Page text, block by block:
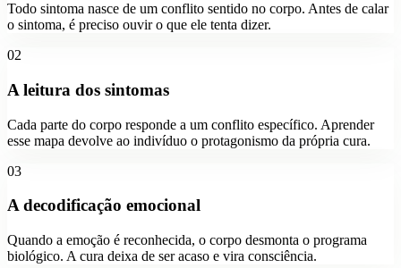
Todo sintoma nasce de um conflito sentido no corpo. Antes de calar
o sintoma, é preciso ouvir o que ele tenta dizer.
02
A leitura dos sintomas
Cada parte do corpo responde a um conflito específico. Aprender
esse mapa devolve ao indivíduo o protagonismo da própria cura.
03
A decodificação emocional
Quando a emoção é reconhecida, o corpo desmonta o programa
biológico. A cura deixa de ser acaso e vira consciência.